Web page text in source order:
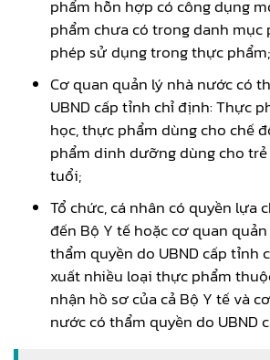
phẩm hỗn hợp có công dụng
phẩm chưa có trong danh mục
phép sử dụng trong thực phẩm;
Cơ quan quản lý nhà nước có
UBND cấp tỉnh chỉ định: Thực
học, thực phẩm dùng cho chế
phẩm dinh dưỡng dùng cho
tuổi;
Tổ chức, cá nhân có quyền lựa
đến Bộ Y tế hoặc cơ quan
thẩm quyền do UBND cấp tỉnh
xuất nhiều loại thực phẩm
nhận hồ sơ của cả Bộ Y tế và
nước có thẩm quyền do UBND